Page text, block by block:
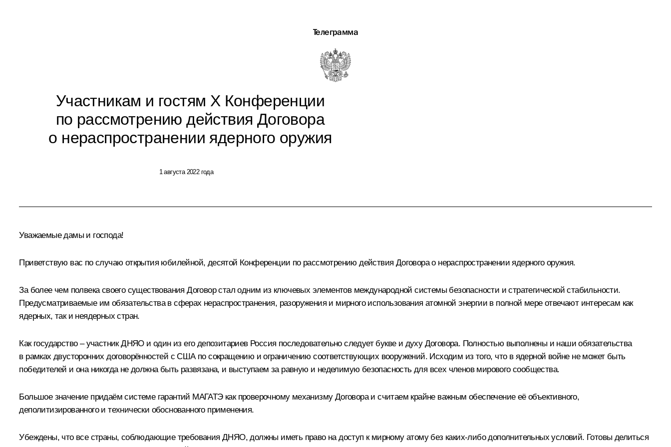
Телеграмма
Участникам и гостям X Конференции
по рассмотрению действия Договора
о нераспространении ядерного оружия
1 августа 2022 года
Уважаемые дамы и господа!
Приветствую вас по случаю открытия юбилейной, десятой Конференции по рассмотрению действия Договора о нераспространении ядерного оружия.
За более чем полвека своего существования Договор стал одним из ключевых элементов международной системы безопасности и стратегической стабильности.
Предусматриваемые им обязательства в сферах нераспространения, разоружения и мирного использования атомной энергии в полной мере отвечают интересам как
ядерных, так и неядерных стран.
Как государство – участник ДНЯО и один из его депозитариев Россия последовательно следует букве и духу Договора. Полностью выполнены и наши обязательства
в рамках двусторонних договорённостей с США по сокращению и ограничению соответствующих вооружений. Исходим из того, что в ядерной войне не может быть
победителей и она никогда не должна быть развязана, и выступаем за равную и неделимую безопасность для всех членов мирового сообщества.
Большое значение придаём системе гарантий МАГАТЭкак проверочному механизму Договора и считаем крайне важным обеспечение её объективного,
деполитизированного и технически обоснованного применения.
Убеждены, что все страны, соблюдающие требования ДНЯО, должны иметь право на доступ к мирному атому без каких-либо дополнительных условий. Готовы делиться